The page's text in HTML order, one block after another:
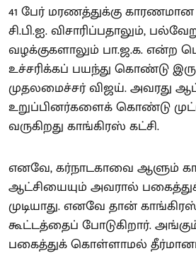
41 பேர் மரணத்துக்கு
சி.பி.ஐ. விசாரிப்பதாலும்,
வழக்குகளாலும் பா.ஜ.க. என்ற
உச்சரிக்கப் பயந்து கொண்டு
முதலமைச்சர் விஜய். அவரது
உறுப்பினர்களைக் கொண்டு
வருகிறது காங்கிரஸ் கட்சி.
எனவே, கர்நாடகாவை ஆளும்
ஆட்சியையும் அவரால்
முடியாது. எனவே தான்
கூட்டத்தைப் போடுகிறார்.
பகைத்துக் கொள்ளாமல்